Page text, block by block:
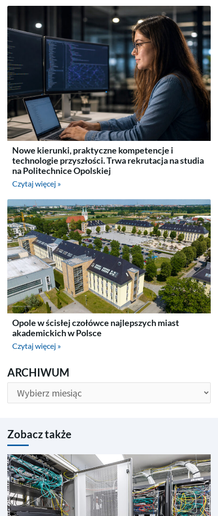
Nowe kierunki, praktyczne kompetencje i
technologie przyszłości. Trwa rekrutacja na studia
na Politechnice Opolskiej
Czytaj więcej »
Opole w ścisłej czołówce najlepszych miast
akademickich w Polsce
Czytaj więcej »
ARCHIWUM
ARCHIWUM
Zobacz także